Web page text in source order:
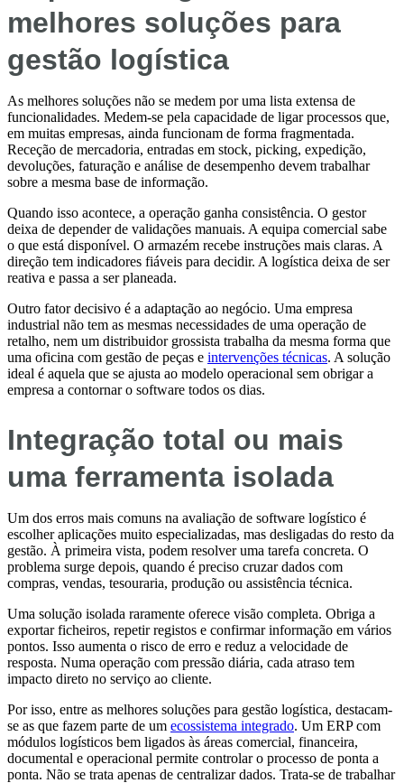
melhores soluções para
gestão logística
As melhores soluções não se medem por uma lista extensa de
funcionalidades. Medem-se pela capacidade de ligar processos que,
em muitas empresas, ainda funcionam de forma fragmentada.
Receção de mercadoria, entradas em stock, picking, expedição,
devoluções, faturação e análise de desempenho devem trabalhar
sobre a mesma base de informação.
Quando isso acontece, a operação ganha consistência. O gestor
deixa de depender de validações manuais. A equipa comercial sabe
o que está disponível. O armazém recebe instruções mais claras. A
direção tem indicadores fiáveis para decidir. A logística deixa de ser
reativa e passa a ser planeada.
Outro fator decisivo é a adaptação ao negócio. Uma empresa
industrial não tem as mesmas necessidades de uma operação de
retalho, nem um distribuidor grossista trabalha da mesma forma que
uma oficina com gestão de peças e intervenções técnicas. A solução
ideal é aquela que se ajusta ao modelo operacional sem obrigar a
empresa a contornar o software todos os dias.
Integração total ou mais
uma ferramenta isolada
Um dos erros mais comuns na avaliação de software logístico é
escolher aplicações muito especializadas, mas desligadas do resto da
gestão. À primeira vista, podem resolver uma tarefa concreta. O
problema surge depois, quando é preciso cruzar dados com
compras, vendas, tesouraria, produção ou assistência técnica.
Uma solução isolada raramente oferece visão completa. Obriga a
exportar ficheiros, repetir registos e confirmar informação em vários
pontos. Isso aumenta o risco de erro e reduz a velocidade de
resposta. Numa operação com pressão diária, cada atraso tem
impacto direto no serviço ao cliente.
Por isso, entre as melhores soluções para gestão logística, destacam-
se as que fazem parte de um ecossistema integrado. Um ERP com
módulos logísticos bem ligados às áreas comercial, financeira,
documental e operacional permite controlar o processo de ponta a
ponta. Não se trata apenas de centralizar dados. Trata-se de trabalhar